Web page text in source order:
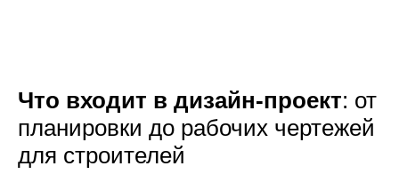
Что входит в дизайн-проект: от
планировки до рабочих чертежей
для строителей